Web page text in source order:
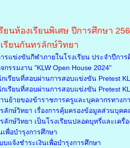
นห้องเรียนพิเศษ ปีการศึกษา
รียนกันทรลักษ์วิทยา
รแข่งขันกีฬาภายในโรงเรียน ประจำปีการ
กรรมงาน "KLW Open House 2024"
เรียนที่สอบผ่านการสอบแข่งขัน Pretest
เรียนที่สอบผ่านการสอบแข่งขัน Pretest
ย้ายของข้าราชการครูและบุคลากรทางก
ลักษ์วิทยา เรื่องการคุ้มครองข้อมูลส่วนบุคค
ลักษ์วิทยา เป็นโรงเรียนปลอดบุหรี่และเครื่
เพื่อบำรุงการศึกษา
แจ้งชำระเงินเพื่อบำรุงการศึกษา